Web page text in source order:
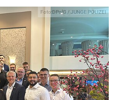
Foto:DPolG / JUNGE POLIZEI